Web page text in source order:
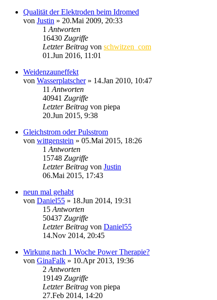
Qualität der Elektroden beim Idromed
von Justin » 20.Mai 2009, 20:33
1 Antworten
16430 Zugriffe
Letzter Beitrag von schwitzen_com
01.Jun 2016, 11:01
Weidenzauneffekt
von Wasserplatscher» 14.Jan 2010, 10:47
11 Antworten
40941 Zugriffe
Letzter Beitrag von piepa
20.Jun 2015, 9:38
Gleichstrom oder Pulsstrom
von wittgenstein » 05.Mai 2015, 18:26
1 Antworten
15748 Zugriffe
Letzter Beitrag von Justin
06.Mai 2015, 17:43
neun mal gehabt
von Daniel55 » 18.Jun 2014, 19:31
15 Antworten
50437 Zugriffe
Letzter Beitrag von Daniel55
14.Nov 2014, 20:45
Wirkung nach 1 Woche Power Therapie?
von GinaFalk » 10.Apr 2013, 19:36
2 Antworten
19149 Zugriffe
Letzter Beitrag von piepa
27.Feb 2014, 14:20